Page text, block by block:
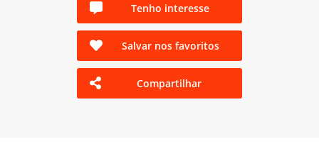
Tenho interesse
Salvar nos favoritos
Compartilhar